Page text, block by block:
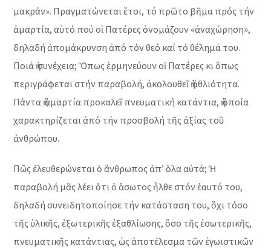
μακράν». Πραγματώνεται ἔτσι, τό πρῶτο βῆμα πρός τήν
ἁμαρτία, αὐτό πού οἱ Πατέρες ὀνομάζουν «ἀναχώρηση»,
δηλαδή ἀπομάκρυνση ἀπό τόν θεό καί τό θέλημά του.
Ποιά ἡ συνέχεια; Ὅπως ἑρμηνεύουν οἱ Πατέρες κι ὅπως
περιγράφεται στήν παραβολή, ἀκολουθεῖ ἡ ἀθλιότητα.
Πάντα ἡ ἁμαρτία προκαλεῖ πνευματική κατάντια, ἡ ὁποία
χαρακτηρίζεται ἀπό τήν προσβολή τῆς ἀξίας τοῦ
ἀνθρώπου.
Πῶς ἐλευθερώνεται ὁ ἄνθρωπος ἀπ’ ὅλα αὐτά; Ἡ
παραβολή μᾶς λέει ὅτι ὁ ἄσωτος ἦλθε στόν ἑαυτό του,
δηλαδή συνειδητοποίησε τήν κατάσταση του, ὄχι τόσο
τῆς ὑλικῆς, ἐξωτερικῆς ἐξαθλίωσης, ὅσο τῆς ἐσωτερικῆς,
πνευματικῆς κατάντιας, ὡς ἀποτέλεσμα τῶν ἐγωιστικῶν